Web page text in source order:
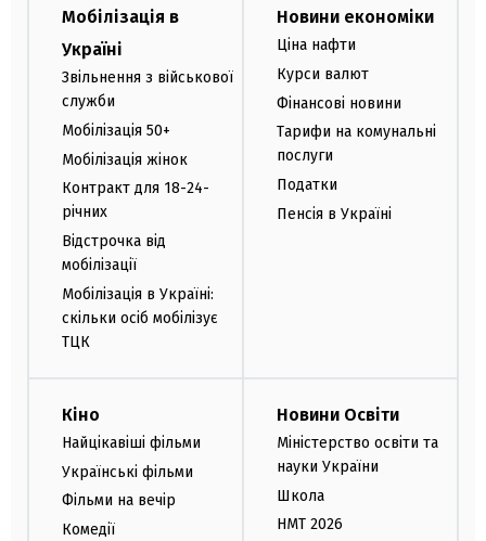
Мобілізація в
Україні
Звільнення з військової
служби
Мобілізація 50+
Мобілізація жінок
Контракт для 18-24-
річних
Відстрочка від
мобілізації
Мобілізація в Україні:
скільки осіб мобілізує
ТЦК
Новини економіки
Ціна нафти
Курси валют
Фінансові новини
Тарифи на комунальні
послуги
Податки
Пенсія в Україні
Кіно
Найцікавіші фільми
Українські фільми
Фільми на вечір
Комедії
Новини Освіти
Міністерство освіти та
науки України
Школа
НМТ 2026